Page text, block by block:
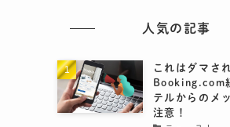
人気の記事
これはダマさ
Booking.com
テルからのメ
注意！